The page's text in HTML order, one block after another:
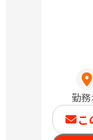
勤
こ